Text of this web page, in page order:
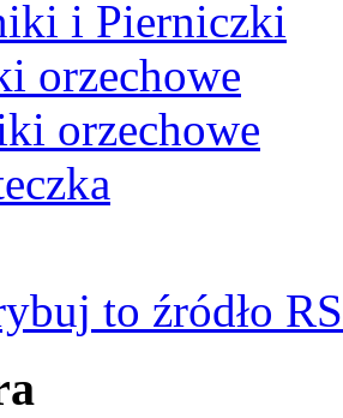
i Pierniczki
orzechowe
to źródło